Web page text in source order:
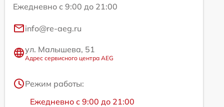
Ежедневно с 9:00 до 21:00
info@re-aeg.ru
ул. Малышева, 51
Адрес сервисного центра AEG
Режим работы:
Ежедневно с 9:00 до 21:00